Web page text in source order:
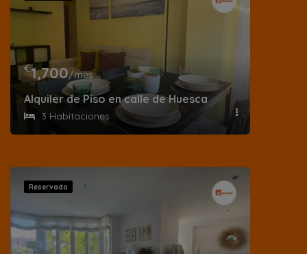
€1,700/mes
Alquiler de Piso en calle de Huesca
3 Habitaciones
Reservado